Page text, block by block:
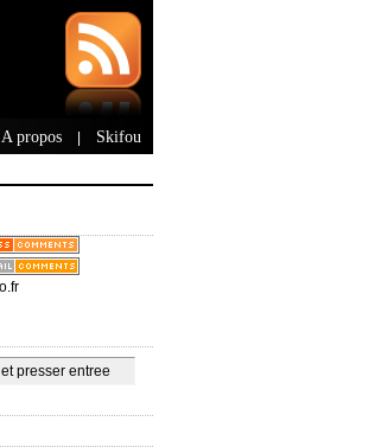
A propos Skifou